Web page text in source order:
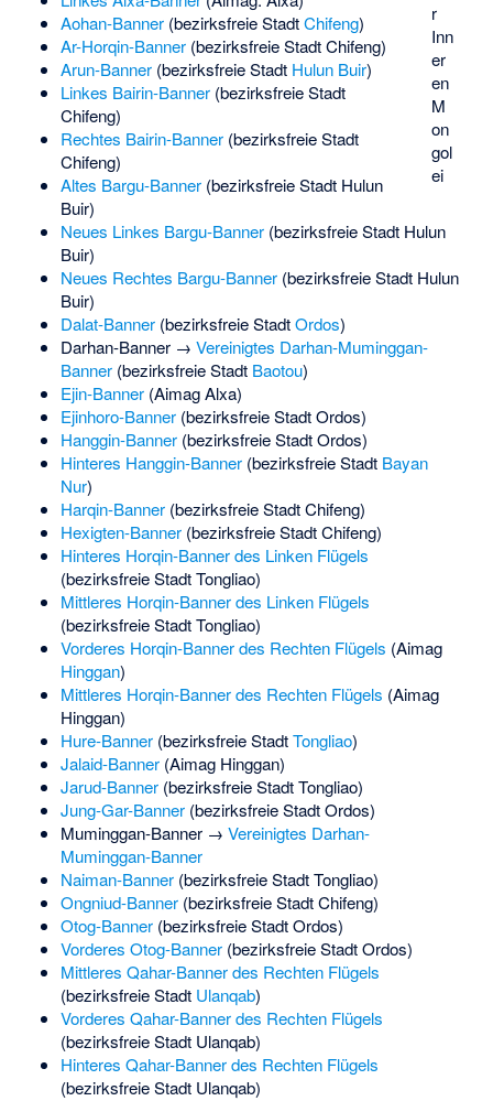
r
Inn
er
en
M
on
gol
ei
Aohan-Banner(bezirksfreie StadtChifeng)
Ar-Horqin-Banner(bezirksfreie Stadt Chifeng)
Arun-Banner(bezirksfreie Stadt Hulun Buir)
Linkes Bairin-Banner(bezirksfreie Stadt
Chifeng)
Rechtes Bairin-Banner(bezirksfreie Stadt
Chifeng)
Altes Bargu-Banner(bezirksfreie Stadt Hulun
Buir)
Neues Linkes Bargu-Banner(bezirksfreie Stadt Hulun
Buir)
Neues Rechtes Bargu-Banner(bezirksfreie Stadt Hulun
Buir)
Dalat-Banner(bezirksfreie StadtOrdos)
Darhan-Banner → Vereinigtes Darhan-Muminggan-
Banner(bezirksfreie Stadt Baotou)
Ejin-Banner(Aimag Alxa)
Ejinhoro-Banner(bezirksfreie Stadt Ordos)
Hanggin-Banner(bezirksfreie Stadt Ordos)
Hinteres Hanggin-Banner(bezirksfreie Stadt Bayan
Nur)
Harqin-Banner(bezirksfreie Stadt Chifeng)
Hexigten-Banner(bezirksfreie Stadt Chifeng)
Hinteres Horqin-Banner des Linken Flügels
(bezirksfreie Stadt Tongliao)
Mittleres Horqin-Banner des Linken Flügels
(bezirksfreie Stadt Tongliao)
Vorderes Horqin-Banner des Rechten Flügels (Aimag
Hinggan)
Mittleres Horqin-Banner des Rechten Flügels (Aimag
Hinggan)
Hure-Banner(bezirksfreie StadtTongliao)
Jalaid-Banner(Aimag Hinggan)
Jarud-Banner(bezirksfreie Stadt Tongliao)
Jung-Gar-Banner(bezirksfreie Stadt Ordos)
Muminggan-Banner → Vereinigtes Darhan-
Muminggan-Banner
Naiman-Banner(bezirksfreie Stadt Tongliao)
Ongniud-Banner(bezirksfreie Stadt Chifeng)
Otog-Banner(bezirksfreie Stadt Ordos)
Vorderes Otog-Banner(bezirksfreie Stadt Ordos)
Mittleres Qahar-Banner des Rechten Flügels
(bezirksfreie Stadt Ulanqab)
Vorderes Qahar-Banner des Rechten Flügels
(bezirksfreie Stadt Ulanqab)
Hinteres Qahar-Banner des Rechten Flügels
(bezirksfreie Stadt Ulanqab)